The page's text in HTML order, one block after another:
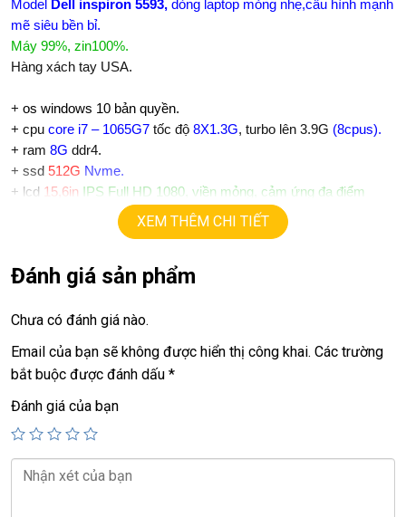
Model Dell inspiron 5593, dòng laptop mỏng nhẹ,cấu hình mạnh
mẽ siêu bền bỉ.
Máy 99%, zin100%.
Hàng xách tay USA.
+ os windows 10 bản quyền.
+ cpu core i7 – 1065G7 tốc độ 8X1.3G, turbo lên 3.9G (8cpus).
+ ram 8G ddr4.
+ ssd 512G Nvme.
+ lcd 15,6in IPS Full HD 1080, viền mỏng, cảm ứng đa điểm
==> Vga intel UHD P630.
+USB type C, usb 3.0, webcam, HDMI.
+ phím chiclet, full phím số, có đèn bàn phím.
Giá : 17.9tr – Dell inspiron 5593, i7 10th, ram 8G, 512G,vga
MX230
Giá : 18.9tr – Dell inspiron 5593
XEM THÊM CHI TIẾT
Đánh giá sản phẩm
Chưa có đánh giá nào.
Email của bạn sẽ không được hiển thị công khai. Các trường
bắt buộc được đánh dấu *
Đánh giá của bạn